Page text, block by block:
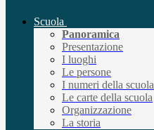
Scuola
Panoramica
Presentazione
I luoghi
Le persone
I numeri della scuola
Le carte della scuola
Organizzazione
La storia